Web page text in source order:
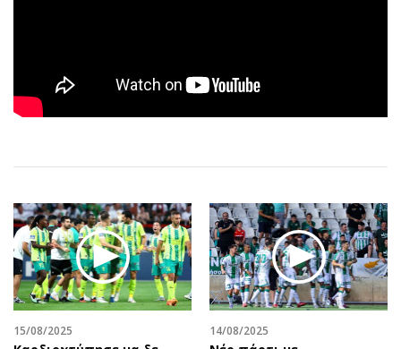
Αθλητισμός
Κύπρος
Κληρώσεις Allwyn
Οικονομική
Οικονομία
Real Estate
Επιχειρήσεις
Αγορές
Geek
Νέα
Αυτοκίνηση
Αφιερώματα
Πολιτική
Οικονομία
Γενικά
Αναδρομές
15/08/2025 14/08/2025